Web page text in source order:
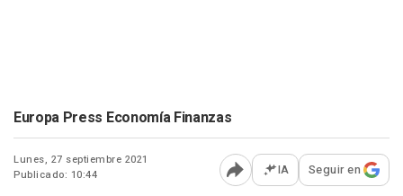
Europa Press Economía Finanzas
Lunes, 27 septiembre 2021
Publicado: 10:44
Abrir opciones para
IA Seguir en